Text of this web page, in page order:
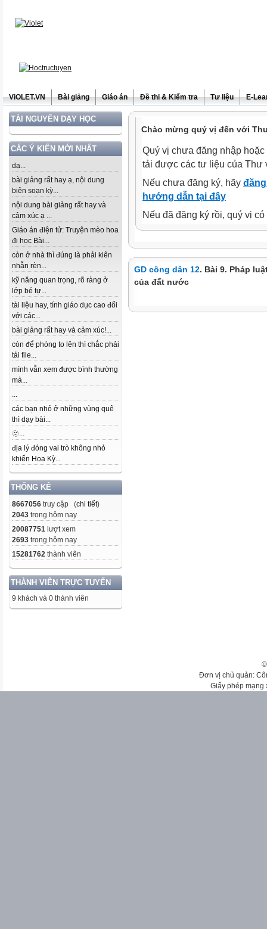
ViOLET.VN Bài giảng Giáo án Đề thi & Kiểm tra Tư liệu E-
TÀI NGUYÊN DẠY HỌC
CÁC Ý KIẾN MỚI NHẤT
dạ...
bài giảng rất hay ạ, nội dung
biên soạn kỳ...
nội dung bài giảng rất hay và
cảm xúc ạ ...
Giáo án điện tử: Truyện mèo hoa
đi học Bài...
còn ở nhà thì đúng là phải kiên
nhẫn rèn...
kỹ năng quan trọng, rõ ràng ở
lớp bé tự...
tài liệu hay, tính giáo dục cao đối
với các...
bài giảng rất hay và cảm xúc!...
còn để phóng to lên thì chắc phải
tải file...
mình vẫn xem được bình thường
mà...
...
các bạn nhỏ ở những vùng quê
thì dạy bài...
🫥...
địa lý đóng vai trò không nhỏ
khiến Hoa Kỳ...
THỐNG KÊ
8667056 truy cập (chi tiết)
2043 trong hôm nay
20087751 lượt xem
2693 trong hôm nay
15281762 thành viên
THÀNH VIÊN TRỰC TUYẾN
9 khách và 0 thành viên
Chào mừng quý vị đến với
Quý vị chưa đăng nhập
tải được các tư liệu của Thư
Nếu chưa đăng ký, hãy
hướng dẫn tại đây
Nếu đã đăng ký rồi, quý vị
GD công dân 12. Bài 9. Pháp
của đất nước
Đơn vị chủ quản:
Giấy phép mạng